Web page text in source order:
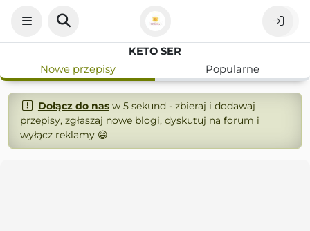
KETO SER
Nowe przepisy
Popularne
Dołącz do nasw 5 sekund - zbieraj i dodawaj
przepisy, zgłaszaj nowe blogi, dyskutuj na forum i
wyłącz reklamy 😄